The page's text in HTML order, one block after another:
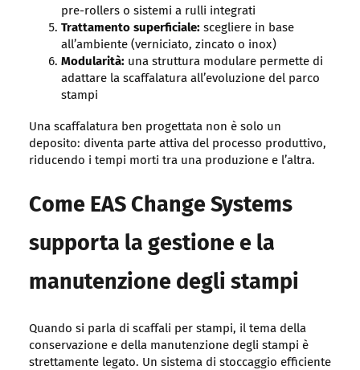
pre-rollers o sistemi a rulli integrati
Trattamento superficiale:scegliere in base
all’ambiente (verniciato, zincato o inox)
Modularità:una struttura modulare permette di
adattare la scaffalatura all’evoluzione del parco
stampi
Una scaffalatura ben progettata non è solo un
deposito: diventa parte attiva del processo produttivo,
riducendo i tempi morti tra una produzione e l’altra.
Come EAS Change Systems
supporta la gestione e la
manutenzione degli stampi
Quando si parla di scaffali per stampi, il tema della
conservazione e della manutenzione degli stampi è
strettamente legato. Un sistema di stoccaggio efficiente